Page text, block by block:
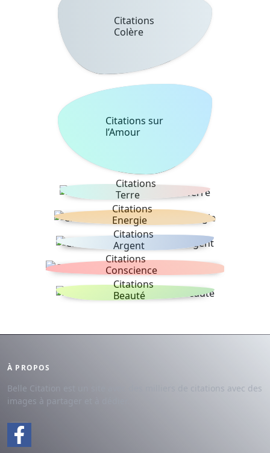
Citations
Colère
Citations sur
l’Amour
Citations
Terre
Citations
Energie
Citations
Argent
Citations
Conscience
Citations
Beauté
À PROPOS
Belle Citation est un site avec des milliers de citations avec des
images à partager et à dédier.